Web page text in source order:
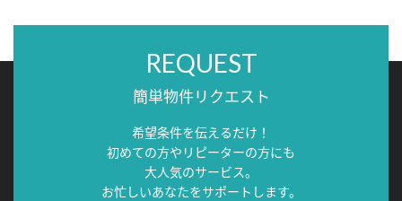
REQUEST
簡単物件リクエスト
希望条件を伝えるだけ！
初めての方やリピーターの方にも
大人気のサービス。
お忙しいあなたをサポートします。